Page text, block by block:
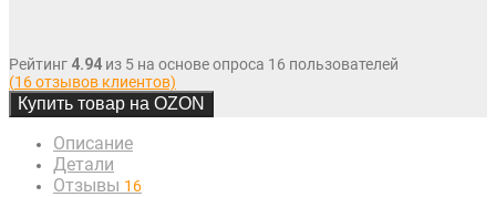
Рейтинг 4.94 из 5 на основе опроса 16 пользователей
(16отзывов клиентов)
Купить товар на OZON
Описание
Детали
Отзывы 16